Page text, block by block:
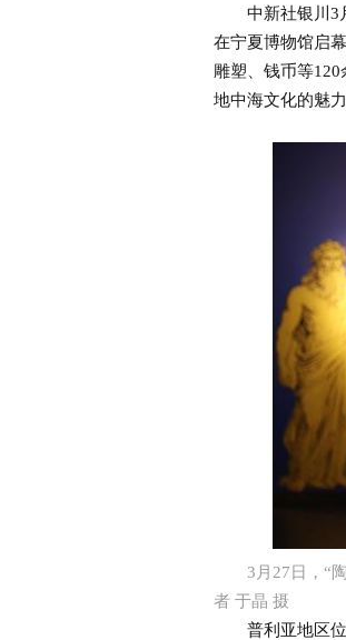
中新社银川3
在宁夏博物馆启
雕塑、钱币等
地中海文化的魅力
3月27日，“
者 于晶 摄
普利亚地区位